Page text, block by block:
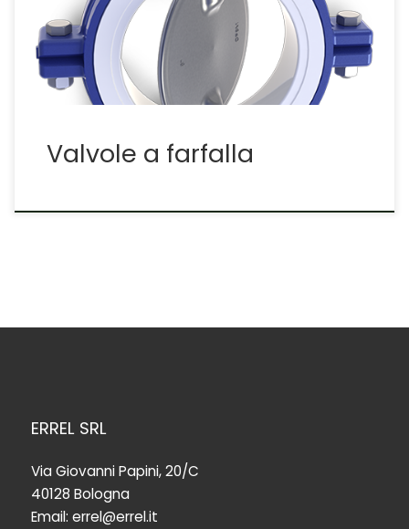
Aria e Fumi – Valvole di ritegno a Disco e a Clapet
Valvole personalizzate Vuoi più info? scrivici
Valvole a farfalla
ERREL SRL
Via Giovanni Papini, 20/C
40128 Bologna
Email: errel@errel.it